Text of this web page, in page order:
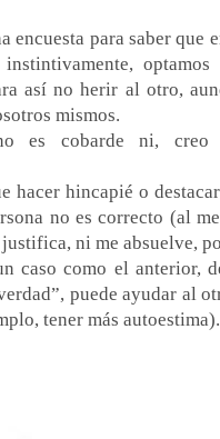
encuesta para saber que
optamos
así no herir al otro,
mismos.
es cobarde ni, creo
hacer hincapié o
no es correcto (al
ni me absuelve,
caso como el anterior,
puede ayudar al
tener más autoestima).